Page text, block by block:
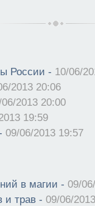
России - 10/06/
2013 20:06
2013 20:00
19:59
-09/06/2013 19:57
в магии -09/
и трав -09/06/